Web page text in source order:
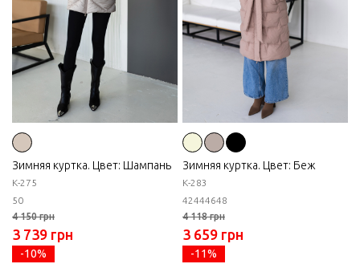
Зимняя куртка. Цвет: Шампань
К-275
50
4 150 грн
3 739 грн
-10%
Зимняя куртка. Цвет: Беж
К-283
42444648
4 118 грн
3 659 грн
-11%